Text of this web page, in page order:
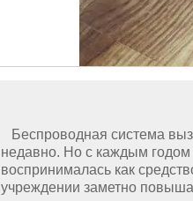
Беспроводная система
недавно. Но с каждым
воспринималась как
учреждении заметно